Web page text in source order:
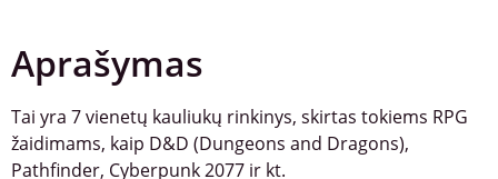
Aprašymas
Tai yra 7 vienetų kauliukų rinkinys, skirtas tokiems RPG
žaidimams, kaip D&D (Dungeons and Dragons),
Pathfinder, Cyberpunk 2077 ir kt.